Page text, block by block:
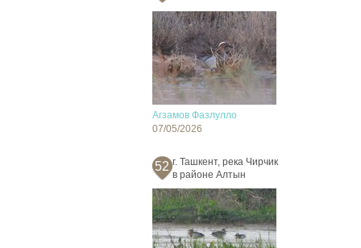
Агзамов Фазлулло
07/05/2026
52 г. Ташкент, река Чирчик
в районе Алтын